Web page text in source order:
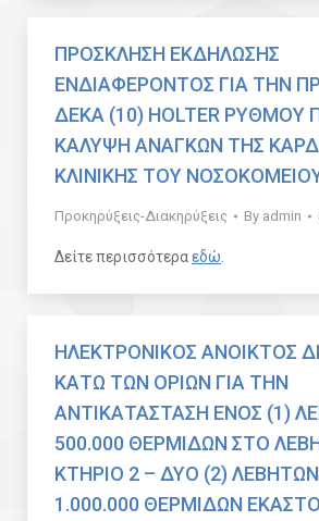
ΠΡΟΣΚΛΗΣΗ ΕΚΔΗΛΩΣΗΣ
ΕΝΔΙΑΦΕΡΟΝΤΟΣ ΓΙΑ ΤΗΝ
ΔΕΚΑ (10) HOLTER ΡΥΘΜΟΥ
ΚΑΛΥΨΗ ΑΝΑΓΚΩΝ ΤΗΣ
ΚΛΙΝΙΚΗΣ ΤΟΥ
Προκηρύξεις-Διακηρύξεις By admin
Δείτε περισσότεραεδώ
ΗΛΕΚΤΡΟΝΙΚΟΣ ΑΝΟΙΚΤΟΣ
ΚΑΤΩ ΤΩΝ ΟΡΙΩΝ ΓΙΑ ΤΗΝ
ΑΝΤΙΚΑΤΑΣΤΑΣΗ ΕΝΟΣ (1)
500.000 ΘΕΡΜΙΔΩΝ ΣΤΟ
ΚΤΗΡΙΟ 2 – ΔΥΟ (2)
1.000.000 ΘΕΡΜΙΔΩΝ